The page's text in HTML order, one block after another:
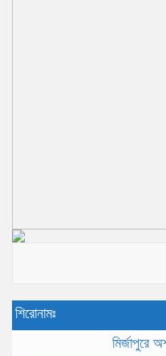
শিরোনামঃ
মির্জাপুরে